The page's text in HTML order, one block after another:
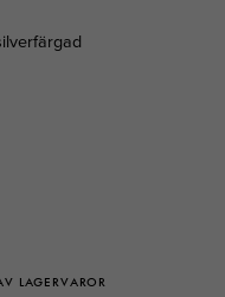
LAGERVAROR